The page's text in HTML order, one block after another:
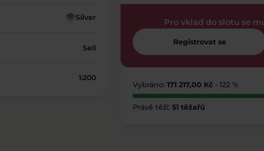
Silver
Sell
1:200
Pro vklad do slotu se
Registrovat se
Vybráno: 171 217,00 Kč - 122 %
Právě těží: 51 těžařů